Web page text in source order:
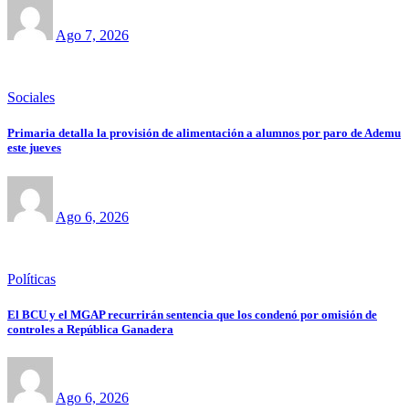
Ago 7, 2026
Sociales
Primaria detalla la provisión de alimentación a alumnos por paro de Ademu
este jueves
Ago 6, 2026
Políticas
El BCU y el MGAP recurrirán sentencia que los condenó por omisión de
controles a República Ganadera
Ago 6, 2026